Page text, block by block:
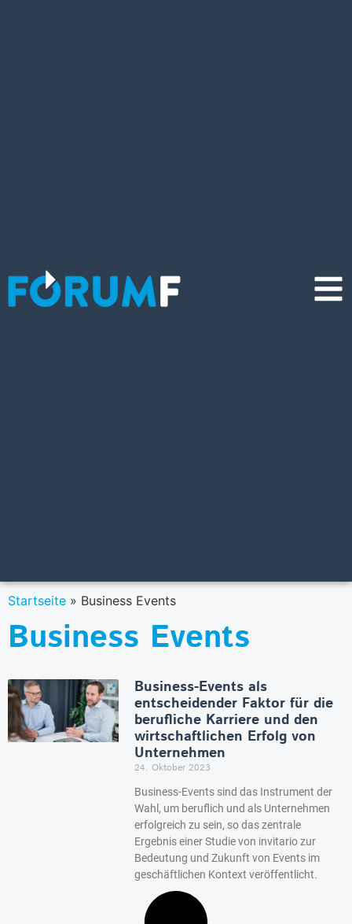
Startseite » Business Events
Business Events
Business-Events als
entscheidender Faktor für die
berufliche Karriere und den
wirtschaftlichen Erfolg von
Unternehmen
24. Oktober 2023
Business-Events sind das Instrument der
Wahl, um beruflich und als Unternehmen
erfolgreich zu sein, so das zentrale
Ergebnis einer Studie von invitario zur
Bedeutung und Zukunft von Events im
geschäftlichen Kontext veröffentlicht.